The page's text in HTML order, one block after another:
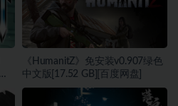
《HumanitZ》免安装v0.907绿色
中文版[17.52 GB][百度网盘]